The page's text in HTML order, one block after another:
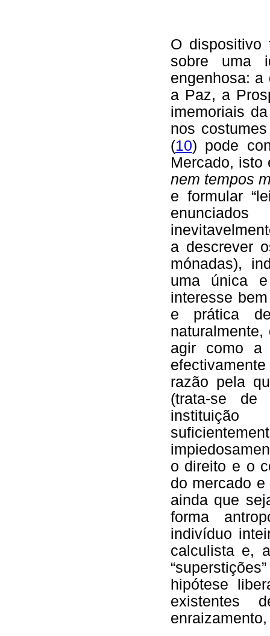
O dispositivo
sobre uma
engenhosa:
a Paz, a
imemoriais
nos
(10) pode
Mercado,
nem tempos
e formular
a descrever
mónadas),
uma única
interesse
e prática
agir como a
razão pela
(trata-se
o direito e o
do mercado
ainda que
forma
indivíduo
calculista e,
hipótese
existentes